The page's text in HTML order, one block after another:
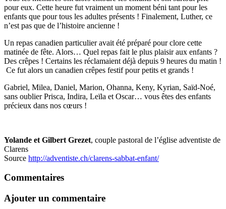
pour eux. Cette heure fut vraiment un moment béni tant pour les
enfants que pour tous les adultes présents ! Finalement, Luther, ce
n’est pas que de l’histoire ancienne !
Un repas canadien particulier avait été préparé pour clore cette
matinée de fête. Alors… Quel repas fait le plus plaisir aux enfants ?
Des crêpes ! Certains les réclamaient déjà depuis 9 heures du matin !
Ce fut alors un canadien crêpes festif pour petits et grands !
Gabriel, Milea, Daniel, Marion, Ohanna, Keny, Kyrian, Saïd-Noé,
sans oublier Prisca, Indira, Leïla et Oscar… vous êtes des enfants
précieux dans nos cœurs !
Yolande et Gilbert Grezet, couple pastoral de l’église adventiste de
Clarens
Source http://adventiste.ch/clarens-sabbat-enfant/
Commentaires
Ajouter un commentaire